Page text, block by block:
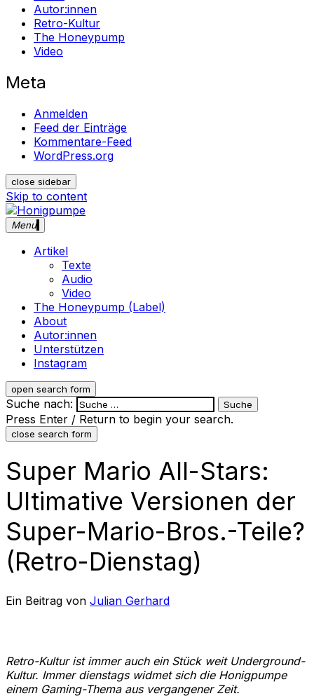
Autor:innen
Retro-Kultur
The Honeypump
Video
Meta
Anmelden
Feed der Einträge
Kommentare-Feed
WordPress.org
close sidebar
Skip to content
Honigpumpe
Magazin gegen das Verschwinden des Undergrounds
Musik ・Theater ・ Retro-Kultur
Menu
Artikel
Texte
Audio
Video
The Honeypump (Label)
About
Autor:innen
Unterstützen
Instagram
open search form
Suche nach:
Press Enter / Return to begin your search.
close search form
Super Mario All-Stars:
Ultimative Versionen der
Super-Mario-Bros.-Teile?
(Retro-Dienstag)
Ein Beitrag von Julian Gerhard
Retro-Kultur ist immer auch ein Stück weit Underground-
Kultur. Immer dienstags widmet sich die Honigpumpe
einem Gaming-Thema aus vergangener Zeit.